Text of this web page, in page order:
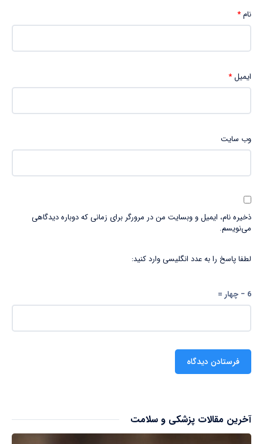
نام*
ایمیل*
وب‌ سایت
ذخیره نام، ایمیل و وبسایت من در مرورگر برای زمانی که دوباره دیدگاهی
می‌نویسم.
لطفا پاسخ را به عدد انگلیسی وارد کنید:
6 − چهار =
آخرین مقالات پزشکی و سلامت